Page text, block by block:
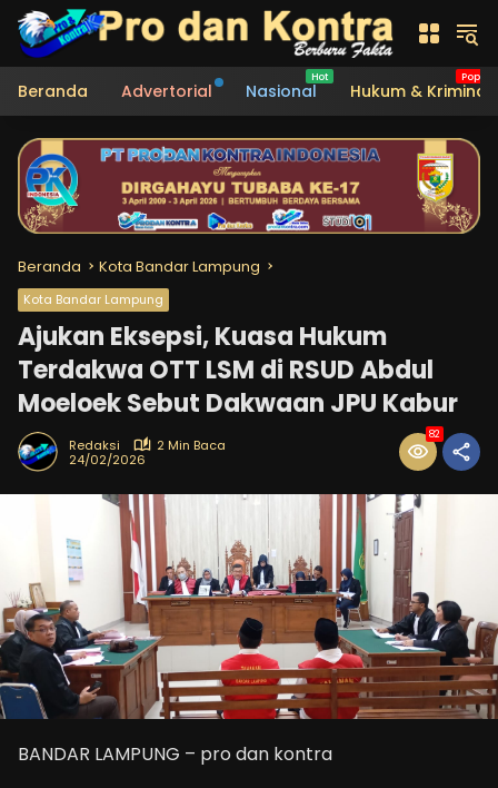
Langsung
konten
Beranda
Advertorial Nasional Hukum & Kriminal
Beranda Kota Bandar Lampung
Kota Bandar Lampung
Ajukan Eksepsi, Kuasa Hukum
Terdakwa OTT LSM di RSUD Abdul
Moeloek Sebut Dakwaan JPU Kabur
Redaksi
2 Min Baca
24/02/2026
82
BANDAR LAMPUNG – pro dan kontra